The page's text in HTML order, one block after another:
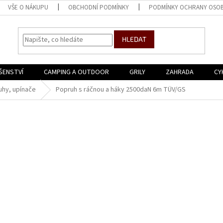
VŠE O NÁKUPU OBCHODNÍ PODMÍNKY PODMÍNKY OCHRANY
HLEDAT
CAMPING A OUTDOOR GRILY ZAHRADA
upínače Popruh s ráčnou a háky 2500daN 6m TÜV/GS